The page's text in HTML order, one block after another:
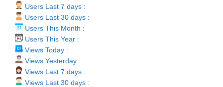
Users Last 7 days :
Users Last 30 days :
Users This Month :
Users This Year :
Views Today :
Views Yesterday :
Views Last 7 days :
Views Last 30 days :